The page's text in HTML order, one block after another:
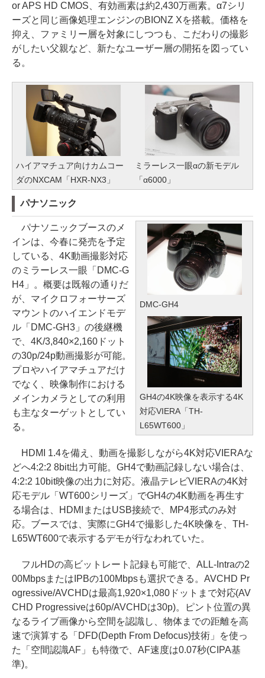
or APS HD CMOS、有効画素は約2,430万画素。α7シリ
ーズと同じ画像処理エンジンのBIONZ Xを搭載。価格を
抑え、ファミリー層を対象にしつつも、こだわりの撮影
がしたい父親など、新たなユーザー層の開拓を図ってい
る。
ハイアマチュア向けカムコー
ダのNXCAM「HXR-NX3」
ミラーレス一眼αの新モデル
「α6000」
パナソニック
DMC-GH4
GH4の4K映像を表示する4K
対応VIERA「TH-
L65WT600」
パナソニックブースのメ
インは、今春に発売を予定
している、4K動画撮影対応
のミラーレス一眼「DMC-G
H4」。概要は既報の通りだ
が、マイクロフォーサーズ
マウントのハイエンドモデ
ル「DMC-GH3」の後継機
で、4K/3,840×2,160ドット
の30p/24p動画撮影が可能。
プロやハイアマチュアだけ
でなく、映像制作における
メインカメラとしての利用
も主なターゲットとしてい
る。
HDMI 1.4を備え、動画を撮影しながら4K対応VIERAな
どへ4:2:2 8bit出力可能。GH4で動画記録しない場合は、
4:2:2 10bit映像の出力に対応。液晶テレビVIERAの4K対
応モデル「WT600シリーズ」でGH4の4K動画を再生す
る場合は、HDMIまたはUSB接続で、MP4形式のみ対
応。ブースでは、実際にGH4で撮影した4K映像を、TH-
L65WT600で表示するデモが行なわれていた。
フルHDの高ビットレート記録も可能で、ALL-Intraの2
00MbpsまたはIPBの100Mbpsも選択できる。AVCHD Pr
ogressive/AVCHDは最高1,920×1,080ドットまで対応(AV
CHD Progressiveは60p/AVCHDは30p)。ピント位置の異
なるライブ画像から空間を認識し、物体までの距離を高
速で演算する「DFD(Depth From Defocus)技術」を使っ
た「空間認識AF」も特徴で、AF速度は0.07秒(CIPA基
準)。